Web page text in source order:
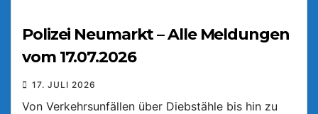
Polizei Neumarkt – Alle Meldungen
vom 17.07.2026
17. JULI 2026
Von Verkehrsunfällen über Diebstähle bis hin zu